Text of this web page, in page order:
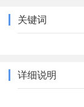
关键词
详细说明